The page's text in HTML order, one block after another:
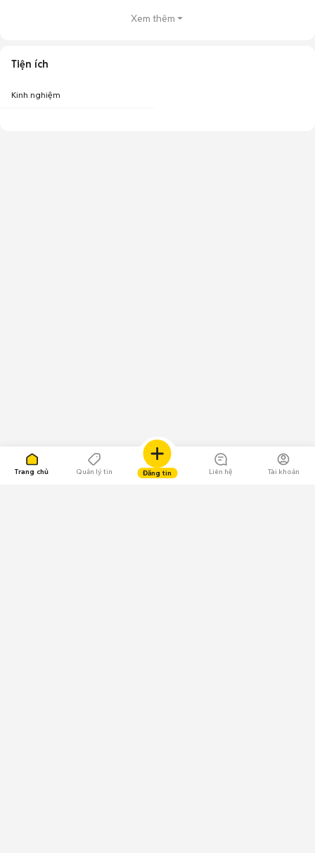
Trang chủ Quản lý tin Đăng tin Liên hệ Tài khoản
Xem thêm
Tiện ích
Kinh nghiệm